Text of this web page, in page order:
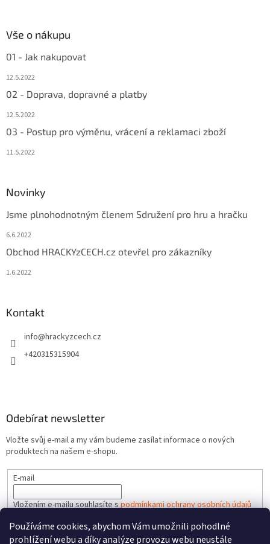
Používáme cookies, abychom Vám umožnili pohodlné
prohlížení webu a díky analýze provozu webu neustále
Vše o nákupu
01 - Jak nakupovat
12.5.2022
02 - Doprava, dopravné a platby
12.5.2022
03 - Postup pro výměnu, vrácení a reklamaci zboží
11.5.2022
Novinky
Jsme plnohodnotným členem Sdružení pro hru a hračku
6.6.2022
Obchod HRACKYzCECH.cz otevřel pro zákazníky
1.6.2022
Kontakt
info@hrackyzcech.cz
+420315315904
Odebírat newsletter
Vložte svůj e-mail a my vám budeme zasílat informace o nových
produktech na našem e-shopu.
E-mail
Vložením e-mailu souhlasíte spodmínkami ochrany osobních údajů
PŘIHLÁSIT SE